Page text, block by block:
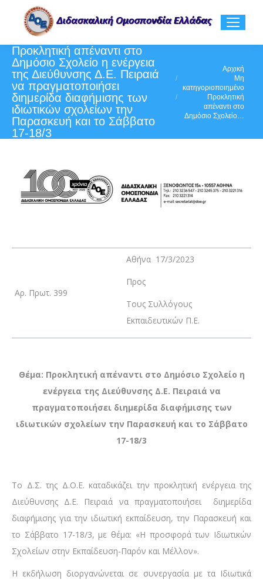
Προκλητική απέναντι στο
Δημόσιο Σχολείο η ενέργεια
της Διεύθυνσης Δ.Ε. Πειραιά
να πραγματοποιήσει
διημερίδα διαφήμισης των
ιδιωτικών σχολείων την
Παρασκευή και το Σάββατο
17-18/3
Αρχική
Μη
κατηγοριοποιημένο
Προκλητική
απέναντι στο
Δημόσιο Σχολείο…
Αρ. Πρωτ. 399
Αθήνα 17/3/2023
Προς
Τους Συλλόγους
Εκπαιδευτικών Π.Ε.
Θέμα: Προκλητική απέναντι στο Δημόσιο Σχολείο η
ενέργεια της Διεύθυνσης Δ.Ε. Πειραιά να
πραγματοποιήσει διημερίδα διαφήμισης των
ιδιωτικών σχολείων την Παρασκευή και το Σάββατο
17-18/3
Το Δ.Σ. της Δ.Ο.Ε. καταδικάζει την προκλητική ενέργεια της
Διεύθυνσης Δ.Ε. Πειραιά να πραγματοποιήσει διημερίδα
διαφήμισης για την ιδιωτική εκπαίδευση, την Παρασκευή και
το Σάββατο 17-18/3, με θέμα: «Η προσφορά των Ιδιωτικών
Σχολείων στην Εκπαίδευση-Παρόν και Μέλλον».
Η εκδήλωση διοργανώνεται σε συνεργασία με τα Ιδιωτικά